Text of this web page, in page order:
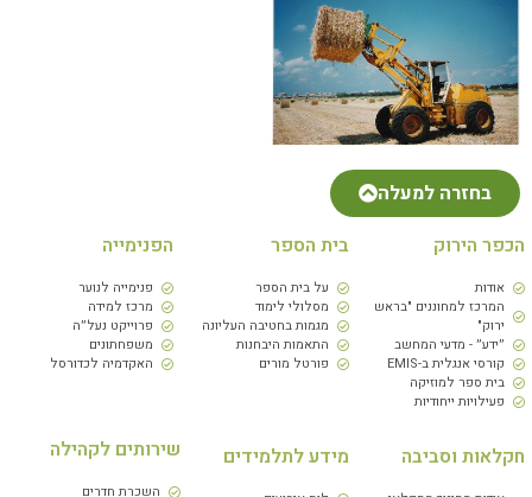
בחזרה למעלה
הכפר הירוק
אודות
המרכז למחוננים "בראש
ירוק"
״ידע״ - מדעי המחשב
קורסי אנגלית ב-EMIS
בית ספר למוזיקה
פעילויות ייחודיות
בית הספר
על בית הספר
מסלולי לימוד
מגמות בחטיבה העליונה
התאמות היבחנות
פורטל מורים
הפנימייה
פנימייה לנוער
מרכז למידה
פרוייקט נעל״ה
משפחתונים
האקדמיה לכדורסל
חקלאות וסביבה מידע לתלמידים שירותים לקהילה
השכרת חדרים